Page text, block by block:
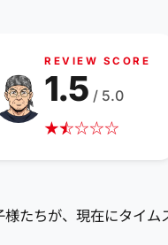
REVIEW SCORE
★☆
★☆☆☆
1.5 / 5.0
たちが、現在にタイ